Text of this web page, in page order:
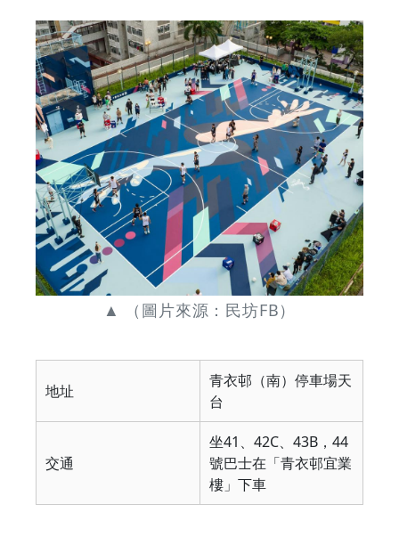
▲ （圖片來源：民坊FB）
地址
青衣邨（南）停車場天
台
交通
坐41、42C、43B，44
號巴士在「青衣邨宜業
樓」下車